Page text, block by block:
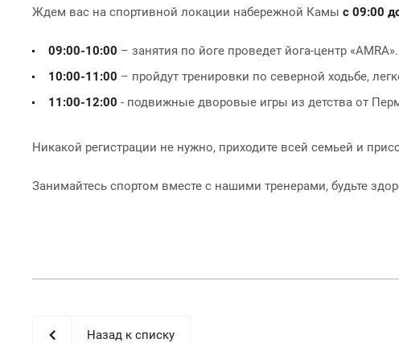
Ждем вас на спортивной локации набережной Камы с 09:00
09:00-10:00 – занятия по йоге проведет йога-центр «AMRA».
10:00-11:00 – пройдут тренировки по северной ходьбе,
11:00-12:00 - подвижные дворовые игры из детства от
Никакой регистрации не нужно, приходите всей семьей и
Занимайтесь спортом вместе с нашими тренерами, будьте
Назад к списку